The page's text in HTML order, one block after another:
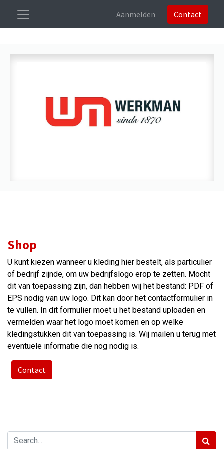
Aanmelden Contact
Shop
U kunt kiezen wanneer u kleding hier bestelt, als particulier
of bedrijf zijnde, om uw bedrijfslogo erop te zetten. Mocht
dit van toepassing zijn, dan hebben wij het bestand: PDF of
EPS nodig van uw logo. Dit kan door het contactformulier in
te vullen. In dit formulier moet u het bestand uploaden en
vermelden waar het logo moet komen en op welke
kledingstukken dit van toepassing is. Wij mailen u terug met
eventuele informatie die nog nodig is.
Contact